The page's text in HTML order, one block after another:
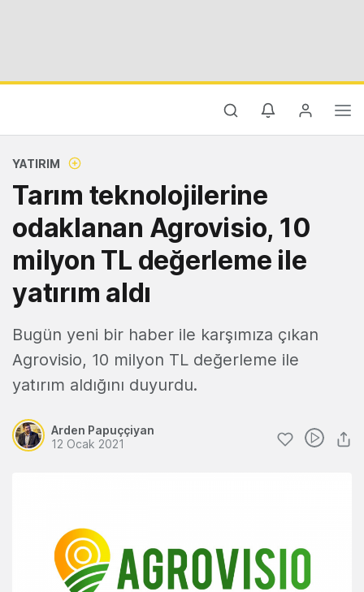
YATIRIM
Tarım teknolojilerine
odaklanan Agrovisio, 10
milyon TL değerleme ile
yatırım aldı
Bugün yeni bir haber ile karşımıza çıkan
Agrovisio, 10 milyon TL değerleme ile
yatırım aldığını duyurdu.
Arden Papuççiyan
12 Ocak 2021